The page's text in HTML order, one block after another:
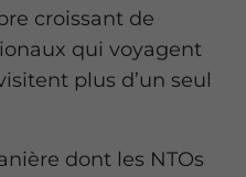
croissant de
qui voyagent
plus d’un seul
dont les NTOs